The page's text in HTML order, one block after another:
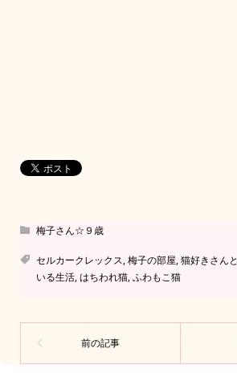
梅子さん☆９歳
セルカークレックス,梅子の部屋,猫好きさん
いる生活,はちわれ猫,ふわもこ猫